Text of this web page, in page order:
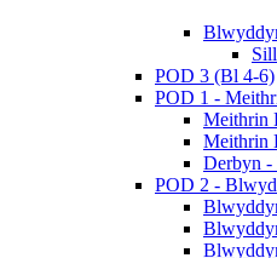
POD 3 (Bl 4-6)
POD 1 -
Meithrin
Meithrin
Derbyn -
POD 2 -